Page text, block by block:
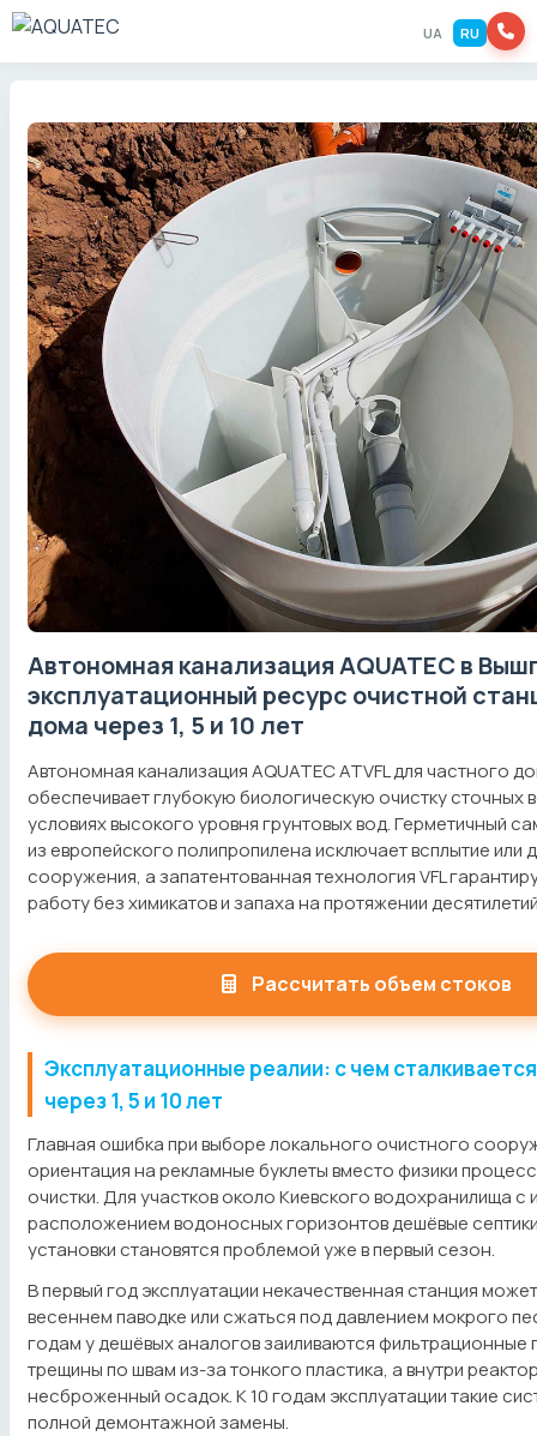
UA RU
Автономная канализация AQUATEC в
эксплуатационный ресурс очистной
дома через 1, 5 и 10 лет
Автономная канализация AQUATEC ATVFL для частного
обеспечивает глубокую биологическую очистку сточных
условиях высокого уровня грунтовых вод. Герметичный
из европейского полипропилена исключает всплытие
сооружения, а запатентованная технология VFL
работу без химикатов и запаха на протяжении
Рассчитать объем стоков
Эксплуатационные реалии: с чем
через 1, 5 и 10 лет
Главная ошибка при выборе локального очистного
ориентация на рекламные буклеты вместо физики
очистки. Для участков около Киевского водохранилища с
расположением водоносных горизонтов дешёвые
установки становятся проблемой уже в первый сезон.
В первый год эксплуатации некачественная станция
весеннем паводке или сжаться под давлением мокрого
годам у дешёвых аналогов заиливаются фильтрационные
трещины по швам из-за тонкого пластика, а внутри
несброженный осадок. К 10 годам эксплуатации такие
полной демонтажной замены.